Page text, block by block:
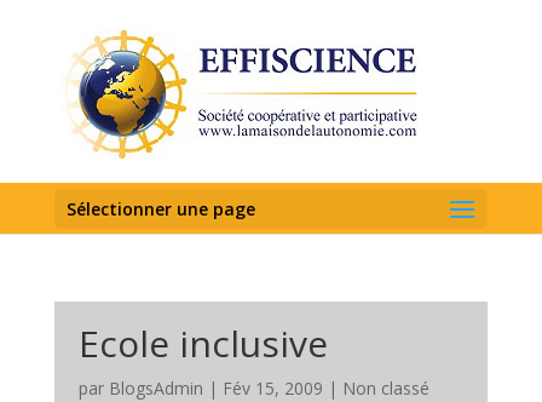
Sélectionner une page
Ecole inclusive
par BlogsAdmin | Fév 15, 2009 | Non classé